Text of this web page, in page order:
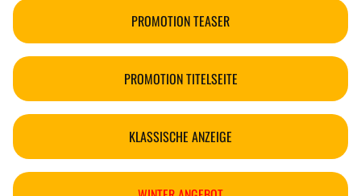
PROMOTION TEASER
PROMOTION TITELSEITE
KLASSISCHE ANZEIGE